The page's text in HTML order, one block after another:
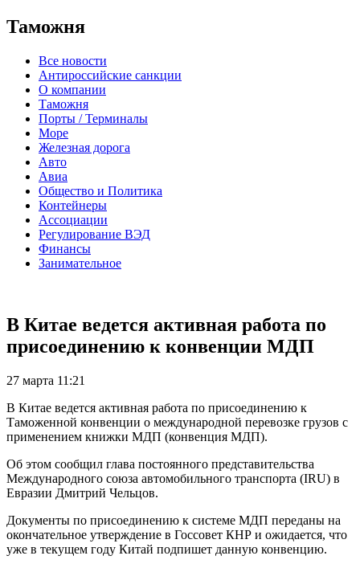
Таможня
Все новости
Антироссийские санкции
О компании
Таможня
Порты / Терминалы
Море
Железная дорога
Авто
Авиа
Общество и Политика
Контейнеры
Ассоциации
Регулирование ВЭД
Финансы
Занимательное
В Китае ведется активная работа по
присоединению к конвенции МДП
27 марта 11:21
В Китае ведется активная работа по присоединению к
Таможенной конвенции о международной перевозке грузов с
применением книжки МДП (конвенция МДП).
Об этом сообщил глава постоянного представительства
Международного союза автомобильного транспорта (IRU) в
Евразии Дмитрий Чельцов.
Документы по присоединению к системе МДП переданы на
окончательное утверждение в Госсовет КНР и ожидается, что
уже в текущем году Китай подпишет данную конвенцию.